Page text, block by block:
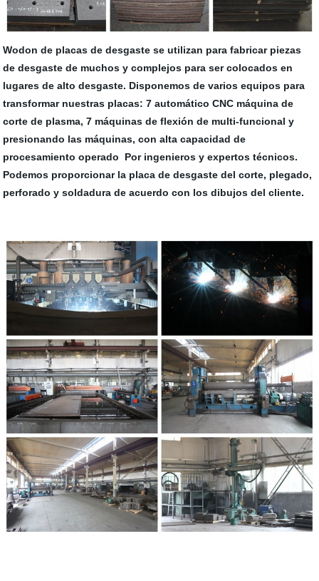
Wodon de placas de desgaste se utilizan para fabricar piezas
de desgaste de muchos y complejos para ser colocados en
lugares de alto desgaste. Disponemos de varios equipos para
transformar nuestras placas: 7 automático CNC máquina de
corte de plasma, 7 máquinas de flexión de multi-funcional y
presionando las máquinas, con alta capacidad de
procesamiento operado Por ingenieros y expertos técnicos.
Podemos proporcionar la placa de desgaste del corte, plegado,
perforado y soldadura de acuerdo con los dibujos del cliente.